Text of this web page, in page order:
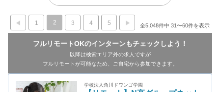
1 2 3 4 5 全5,048件中 31〜60件を表示
フルリモートOKのインターンもチェックしよう！
以降は検索エリア外の求人ですが
フルリモートが可能なため、ご自宅から参加できます。
学校法人角川ドワンゴ学園